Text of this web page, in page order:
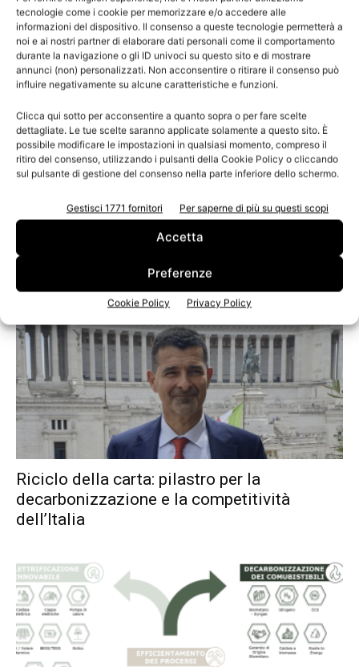
tecnologie come i cookie per memorizzare e/o accedere alle
informazioni del dispositivo. Il consenso a queste tecnologie permetterà a
noi e ai nostri partner di elaborare dati personali come il comportamento
durante la navigazione o gli ID univoci su questo sito e di mostrare
annunci (non) personalizzati. Non acconsentire o ritirare il consenso può
influire negativamente su alcune caratteristiche e funzioni.
Clicca qui sotto per acconsentire a quanto sopra o per fare scelte
dettagliate. Le tue scelte saranno applicate solamente a questo sito. È
possibile modificare le impostazioni in qualsiasi momento, compreso il
ritiro del consenso, utilizzando i pulsanti della Cookie Policy o cliccando
sul pulsante di gestione del consenso nella parte inferiore dello schermo.
Gestisci 1771 fornitori Per saperne di più su questi scopi
Accetta
Preferenze
Cookie Policy Privacy Policy
della deforestazione
Pubblicato il nuovo sistema di valutazione
Aticelca 501:2025
Riciclo della carta: pilastro per la
decarbonizzazione e la competitività
dell’Italia